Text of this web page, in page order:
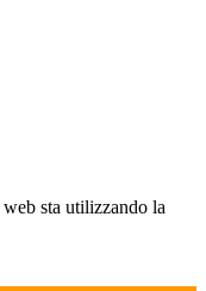
sta utilizzando la